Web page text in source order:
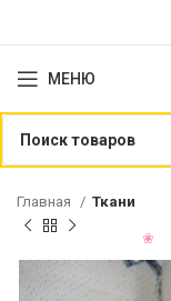
МЕНЮ
Главная Ткани